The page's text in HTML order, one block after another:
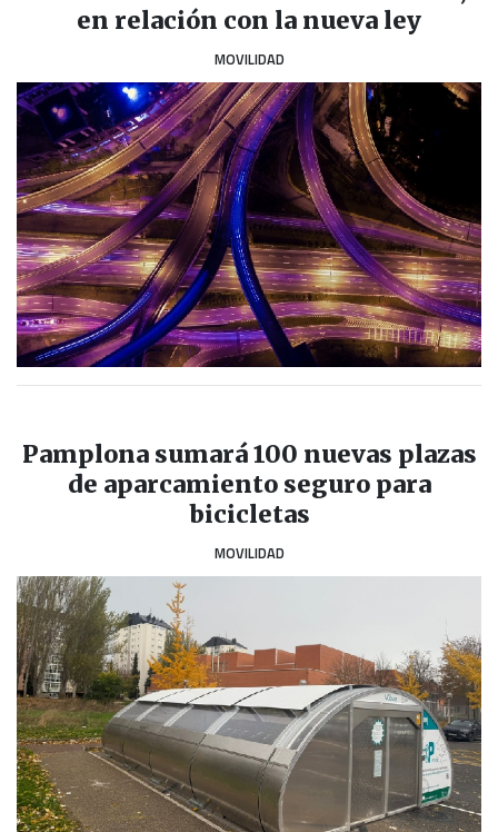
en relación con la nueva ley
MOVILIDAD
Pamplona sumará 100 nuevas plazas
de aparcamiento seguro para
bicicletas
MOVILIDAD